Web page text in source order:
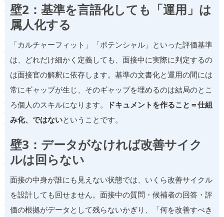
壁2：基準を言語化しても「運用」は
属人化する
「カルチャーフィット」「ポテンシャル」といった評価基準
は、どれだけ細かく定義しても、面接中に実際に判定するの
は面接官の解釈に依存します。基準の文書化と運用の間には
常にギャップが生じ、そのギャップを埋めるのは結局のとこ
ろ個人のスキルになります。
ドキュメントを作ること＝仕組
み化、ではないということです。
壁3：データがなければ改善サイク
ルは回らない
面接の中身が誰にも見えない状態では、いくら改善サイクル
を設計しても回せません。面接中の質問・候補者の回答・評
価の根拠がデータとして残らないかぎり、「何を改善すべき